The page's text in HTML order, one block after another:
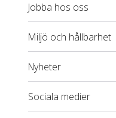
Jobba hos oss
Miljö och hållbarhet
Nyheter
Sociala medier